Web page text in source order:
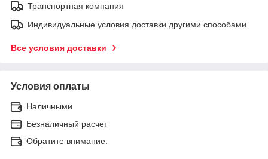
Транспортная компания
Индивидуальные условия доставки другими способами
Все условия доставки
Условия оплаты
Наличными
Безналичный расчет
Обратите внимание: